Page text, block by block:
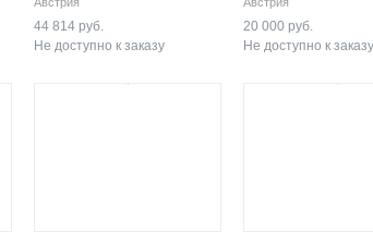
44 814 руб.
Не доступно к заказу
20 000 руб.
Не доступно к заказу